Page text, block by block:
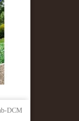
DCM